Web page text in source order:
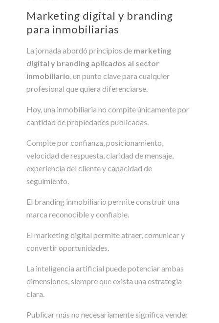
Marketing digital y branding
para inmobiliarias
La jornada abordó principios de marketing
digital y branding aplicados al sector
inmobiliario , un punto clave para cualquier
profesional que quiera diferenciarse.
Hoy, una inmobiliaria no compite únicamente por
cantidad de propiedades publicadas.
Compite por confianza, posicionamiento,
velocidad de respuesta, claridad de mensaje,
experiencia del cliente y capacidad de
seguimiento.
El branding inmobiliario permite construir una
marca reconocible y confiable.
El marketing digital permite atraer, comunicar y
convertir oportunidades.
La inteligencia artificial puede potenciar ambas
dimensiones, siempre que exista una estrategia
clara.
Publicar más no necesariamente significa vender